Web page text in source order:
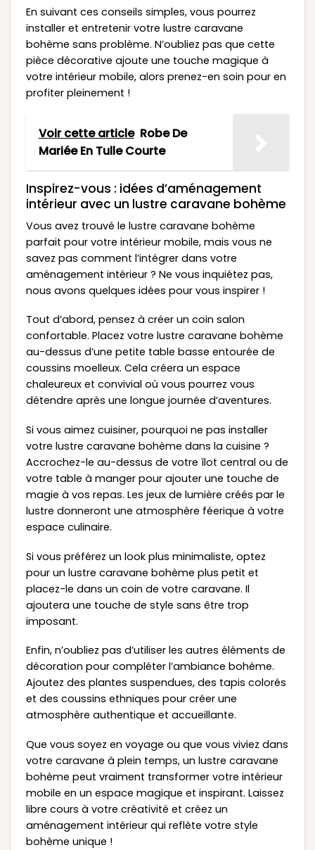
En suivant ces conseils simples, vous pourrez
installer et entretenir votre lustre caravane
bohème sans problème. N’oubliez pas que cette
pièce décorative ajoute une touche magique à
votre intérieur mobile, alors prenez-en soin pour en
profiter pleinement !
Voir cette article Robe De
Mariée En Tulle Courte
Inspirez-vous : idées d’aménagement
intérieur avec un lustre caravane bohème
Vous avez trouvé le lustre caravane bohème
parfait pour votre intérieur mobile, mais vous ne
savez pas comment l’intégrer dans votre
aménagement intérieur ? Ne vous inquiétez pas,
nous avons quelques idées pour vous inspirer !
Tout d’abord, pensez à créer un coin salon
confortable. Placez votre lustre caravane bohème
au-dessus d’une petite table basse entourée de
coussins moelleux. Cela créera un espace
chaleureux et convivial où vous pourrez vous
détendre après une longue journée d’aventures.
Si vous aimez cuisiner, pourquoi ne pas installer
votre lustre caravane bohème dans la cuisine ?
Accrochez-le au-dessus de votre îlot central ou de
votre table à manger pour ajouter une touche de
magie à vos repas. Les jeux de lumière créés par le
lustre donneront une atmosphère féerique à votre
espace culinaire.
Si vous préférez un look plus minimaliste, optez
pour un lustre caravane bohème plus petit et
placez-le dans un coin de votre caravane. Il
ajoutera une touche de style sans être trop
imposant.
Enfin, n’oubliez pas d’utiliser les autres éléments de
décoration pour compléter l’ambiance bohème.
Ajoutez des plantes suspendues, des tapis colorés
et des coussins ethniques pour créer une
atmosphère authentique et accueillante.
Que vous soyez en voyage ou que vous viviez dans
votre caravane à plein temps, un lustre caravane
bohème peut vraiment transformer votre intérieur
mobile en un espace magique et inspirant. Laissez
libre cours à votre créativité et créez un
aménagement intérieur qui reflète votre style
bohème unique !